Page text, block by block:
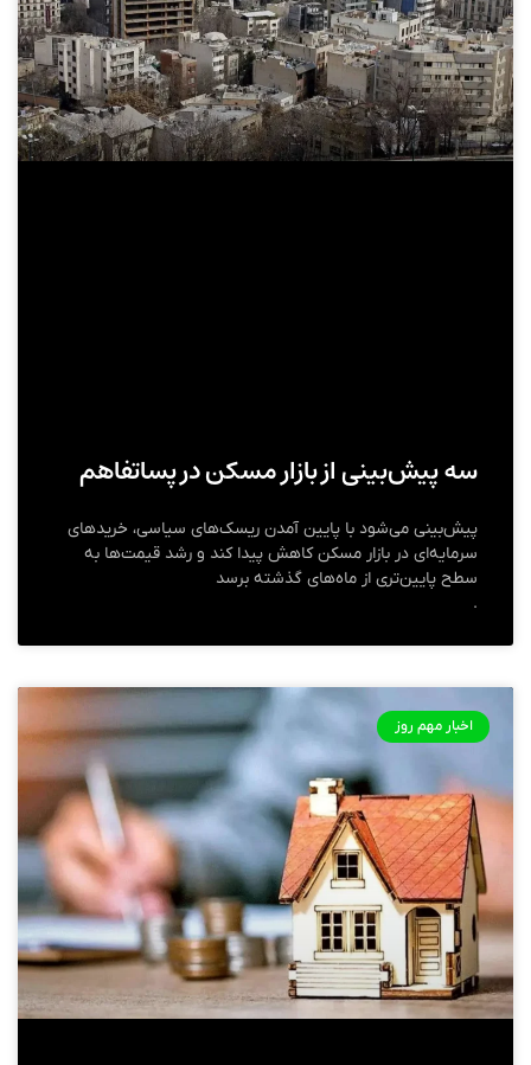
سه پیش‌بینی از بازار مسکن در پساتفاهم
پیش‌بینی می‌شود با پایین آمدن ریسک‌های سیاسی، خریدهای
سرمایه‌ای در بازار مسکن کاهش پیدا کند و رشد قیمت‌ها به
سطح پایین‌تری از ماه‌های گذشته برسد
.
اخبار مهم روز